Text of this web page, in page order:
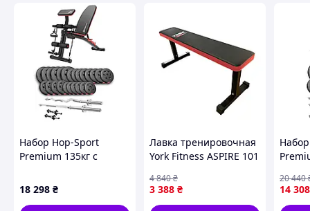
Мы хотим познакомить вас с ключевыми
Набор Hop-Sport
Premium 135кг с
штангами и гантелями
18 298 ₴
Лавка тренировочная
York Fitness ASPIRE 101
3 388 ₴
4 840₴
14 308
20 440